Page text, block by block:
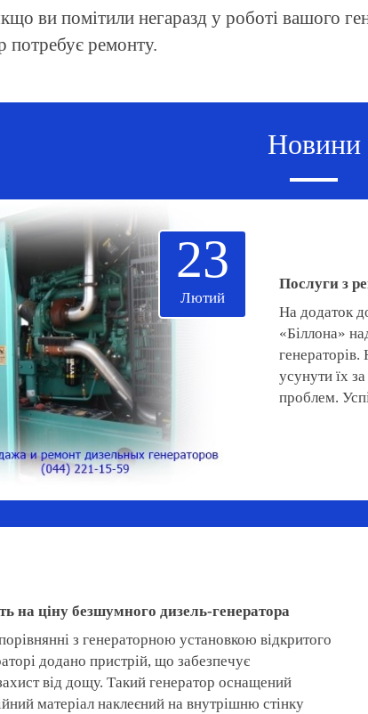
ви помітили негаразд у роботі вашого
потребує ремонту.
Новини
Послуги з
На додаток
«Біллона»
усунути їх
проблем.
23
Лютий
на ціну безшумного дизель-генератора
з генераторною установкою відкритого
додано пристрій, що забезпечує
від дощу. Такий генератор оснащений
матеріал наклеєний на внутрішню стінку